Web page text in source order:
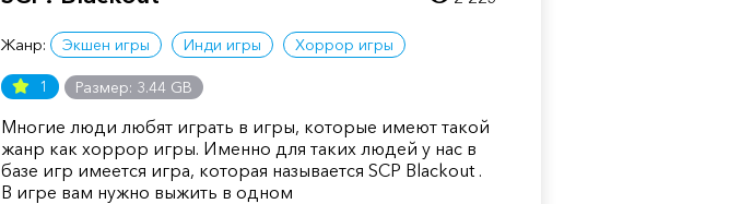
Жанр: Экшен игры Инди игры Хоррор игры
1 Размер: 3.44 GB
Многие люди любят играть в игры, которые имеют такой
жанр как хоррор игры. Именно для таких людей у нас в
базе игр имеется игра, которая называется SCP Blackout .
В игре вам нужно выжить в одном